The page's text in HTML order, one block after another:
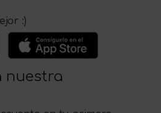
:)
nuestra